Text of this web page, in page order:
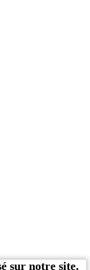
sur notre site.